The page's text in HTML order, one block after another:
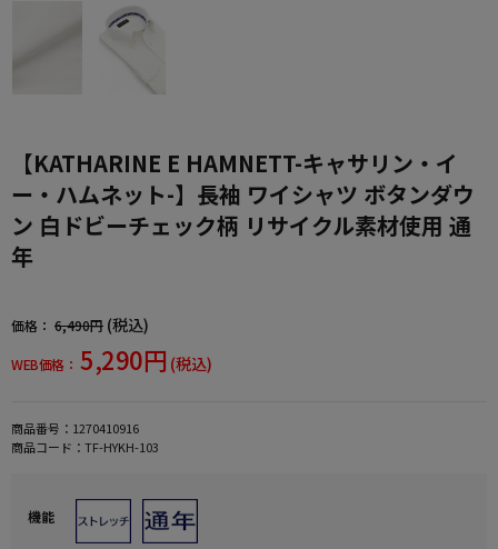
【KATHARINE E HAMNETT-キャサリン・イ
ー・ハムネット-】長袖 ワイシャツ ボタンダウ
ン 白ドビーチェック柄 リサイクル素材使用 通
年
価格： 6,490円 (税込)
WEB価格： 5,290円 (税込)
商品番号： 1270410916
商品コード： TF-HYKH-103
機能